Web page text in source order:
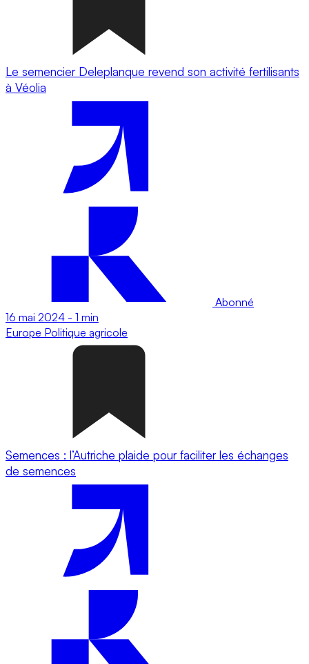
Le semencier Deleplanque revend son activité fertilisants
à Véolia
Abonné
16 mai 2024 - 1 min
Europe Politique agricole
Semences : l’Autriche plaide pour faciliter les échanges
de semences